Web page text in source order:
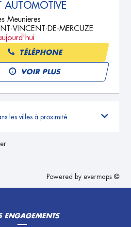
AUTOMOTIVE
Meunieres
VINCENT-DE-MERCUZE
TÉLÉPHONE
VOIR PLUS
les villes à proximité
Powered by evermaps ©
ENGAGEMENTS